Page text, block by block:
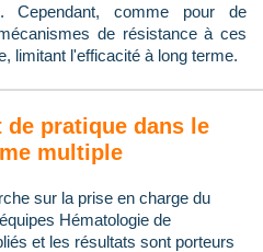
Cependant, comme pour de
de résistance à ces
limitant l'efficacité à long terme.
de pratique dans le
multiple
sur la prise en charge du
Hématologie de
et les résultats sont porteurs